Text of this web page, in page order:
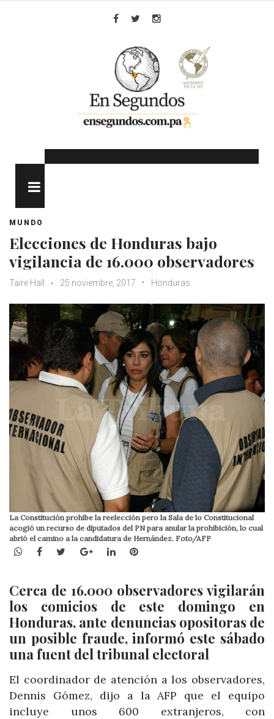
MUNDO
Elecciones de Honduras bajo
vigilancia de 16.000 observadores
Taire Hall 25 noviembre, 2017 Honduras
La Constitución prohíbe la reelección pero la Sala de lo Constitucional
acogió un recurso de diputados del PN para anular la prohibición, lo cual
abrió el camino a la candidatura de Hernández. Foto/AFP
WhatsApp
Facebook
TwitterGoogle+LinkedInPinterest
Cerca de 16.000 observadores vigilarán
los comicios de este domingo en
Honduras, ante denuncias opositoras de
un posible fraude, informó este sábado
una fuent del tribunal electoral
El coordinador de atención a los observadores,
Dennis Gómez, dijo a la AFP que el equipo
incluye unos 600 extranjeros, con